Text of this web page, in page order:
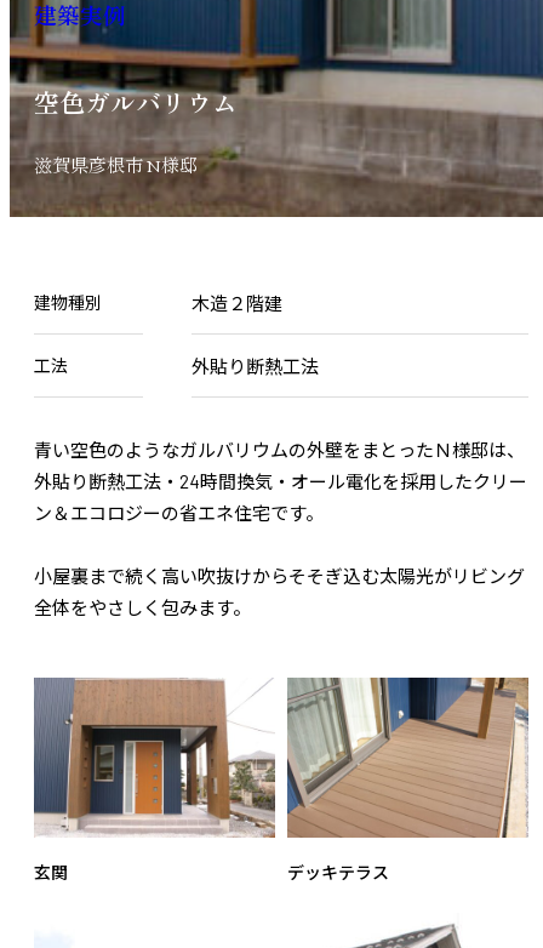
建築実例
空色ガルバリウム
滋賀県彦根市N様邸
建物種別 木造２階建
工法 外貼り断熱工法
青い空色のようなガルバリウムの外壁をまとったＮ様邸は、
外貼り断熱工法・24時間換気・オール電化を採用したクリー
ン＆エコロジーの省エネ住宅です。
小屋裏まで続く高い吹抜けからそそぎ込む太陽光がリビング
全体をやさしく包みます。
玄関 デッキテラス